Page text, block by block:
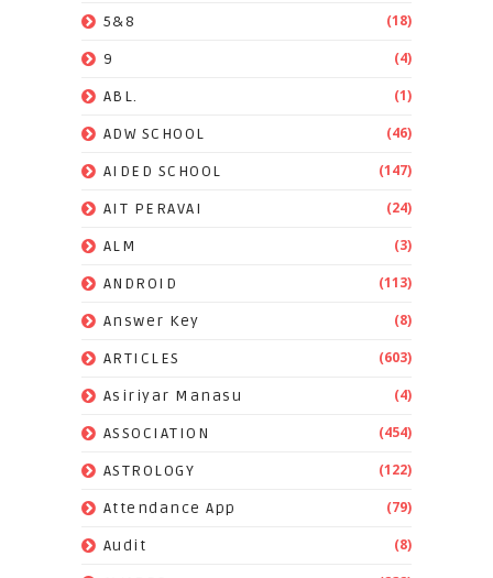
5&8 (18)
9 (4)
ABL. (1)
ADW SCHOOL (46)
AIDED SCHOOL (147)
AIT PERAVAI (24)
ALM (3)
ANDROID (113)
Answer Key (8)
ARTICLES (603)
Asiriyar Manasu (4)
ASSOCIATION (454)
ASTROLOGY (122)
Attendance App (79)
Audit (8)